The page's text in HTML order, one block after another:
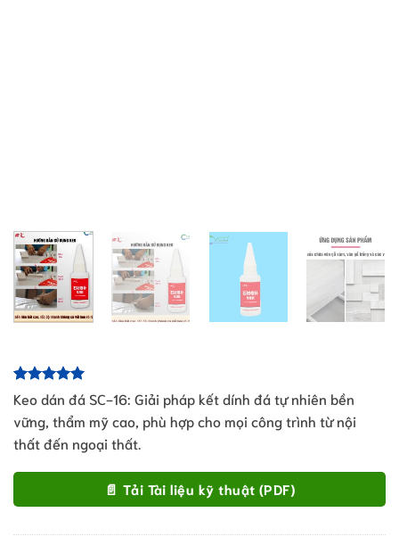
5.00
trên 5
dựa trên
1
đánh giá
Keo dán đá SC-16: Giải pháp kết dính đá tự nhiên bền
vững, thẩm mỹ cao, phù hợp cho mọi công trình từ nội
thất đến ngoại thất.
📄 Tải Tài liệu kỹ thuật (PDF)